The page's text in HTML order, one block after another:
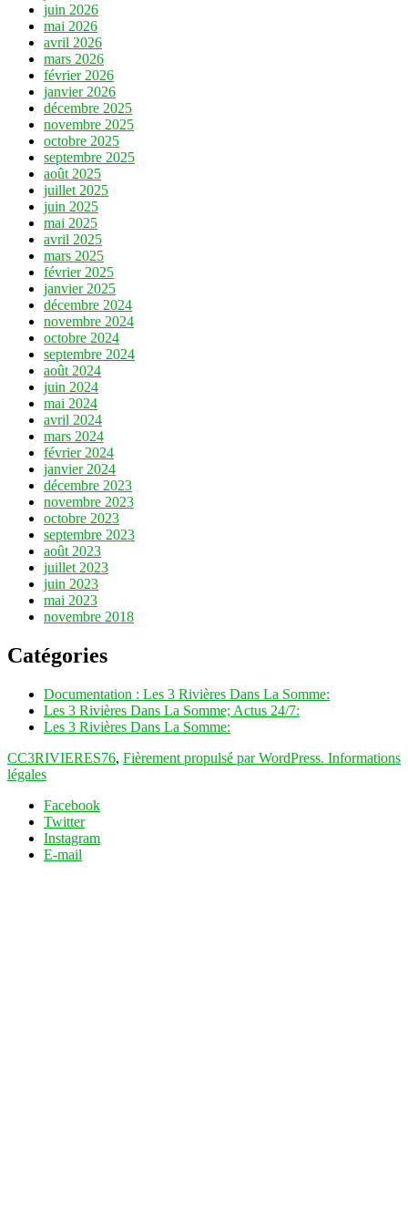
juin 2026
mai 2026
avril 2026
mars 2026
février 2026
janvier 2026
décembre 2025
novembre 2025
octobre 2025
septembre 2025
août 2025
juillet 2025
juin 2025
mai 2025
avril 2025
mars 2025
février 2025
janvier 2025
décembre 2024
novembre 2024
octobre 2024
septembre 2024
août 2024
juin 2024
mai 2024
avril 2024
mars 2024
février 2024
janvier 2024
décembre 2023
novembre 2023
octobre 2023
septembre 2023
août 2023
juillet 2023
juin 2023
mai 2023
novembre 2018
Catégories
Documentation : Les 3 Rivières Dans La Somme:
Les 3 Rivières Dans La Somme; Actus 24/7:
Les 3 Rivières Dans La Somme:
CC3RIVIERES76, Fièrement propulsé par WordPress. Informations
légales
Facebook
Twitter
Instagram
E-mail